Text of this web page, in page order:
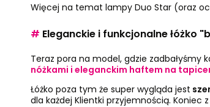
Więcej na temat lampy Duo Star (oraz
# Eleganckie i funkcjonalne łóżko
Teraz pora na model, gdzie zadbałyśmy
nóżkami i eleganckim haftem na
Łóżko poza tym że super wygląda jest
dla każdej Klientki przyjemnością. Koniec